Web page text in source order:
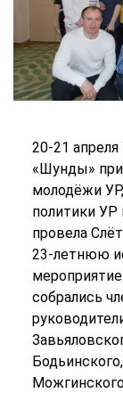
20-21
«Шунды»
молодёжи
политики
провела
23-летнюю
собрались